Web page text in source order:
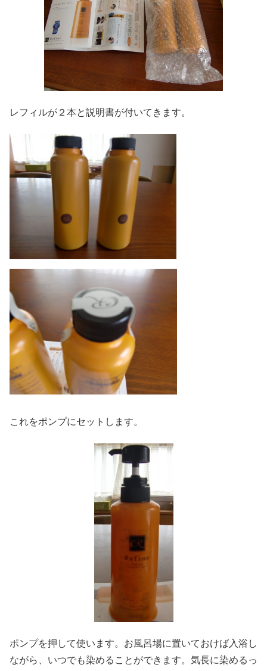
レフィルが２本と説明書が付いてきます。
これをポンプにセットします。
ポンプを押して使います。お風呂場に置いておけば入浴し
ながら、いつでも染めることができます。気長に染めるっ